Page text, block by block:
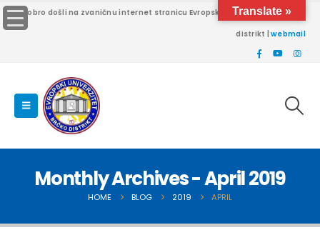
Dobro došli na zvaničnu internet stranicu Evropskog univerziteta Brčko
distrikt |webmail
Monthly Archives - April 2019
HOME BLOG 2019 APRIL
Translate »